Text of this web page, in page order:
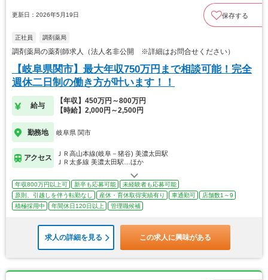
更新日：2026年5月19日 保存する
正社員 調剤薬局
調剤薬局の薬剤師求人（法人名非公開 ※詳細はお問合せください）
【岐阜県関市】最大年収750万円まで相談可能！完全
週休二日制の働き方が叶います！！
給与
【年収】450万円～800万円
【時給】2,000円～2,500円
勤務地 岐阜県 関市
アクセス
ＪＲ高山本線(岐阜－猪谷) 美濃太田駅
ＪＲ太多線 美濃太田駅…ほか
年収800万円以上可 新卒も応募可能
未経験者も応募可能
原則、引越しを伴う転勤なし
産休・育休取得実績有り 車通勤可
店舗数1～9
積極採用中
年間休日120日以上 管理職候補
求人の詳細を見る この求人に興味がある